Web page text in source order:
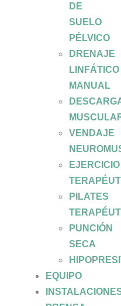
DE
SUELO
PÉLVICO
DRENAJE
LINFÁTICO
MANUAL
VENDAJE
EJERCICIO
PILATES
PUNCIÓN
SECA
EQUIPO